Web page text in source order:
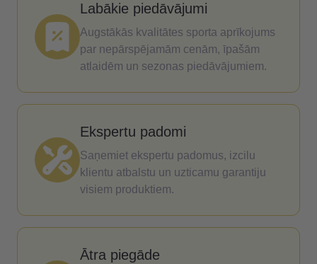
Labākie piedāvājumi
Augstākās kvalitātes sporta aprīkojums
par nepārspējamām cenām, īpašām
atlaidēm un sezonas piedāvājumiem.
Ekspertu padomi
Saņemiet ekspertu padomus, izcilu
klientu atbalstu un uzticamu garantiju
visiem produktiem.
Ātra piegāde